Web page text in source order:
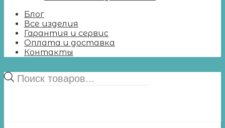
Блог
Все изделия
Гарантия и сервис
Оплата и доставка
Контакты
Поиск
товаров